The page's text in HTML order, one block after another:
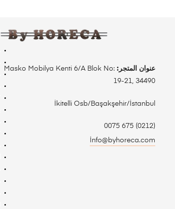
عنوان المتجر: Masko Mobilya Kenti 6/A Blok No:
19-21, 34490
İkitelli Osb/Başakşehir/İstanbul
(0212) 675 0075
İnfo@byhoreca.com